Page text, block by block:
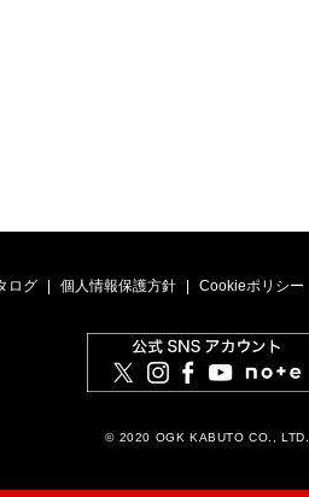
ログ 個人情報保護方針 Cookieポリシー
© 2020 OGK KABUTO CO., LTD.